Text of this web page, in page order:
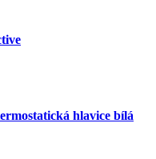
hlavice bílá